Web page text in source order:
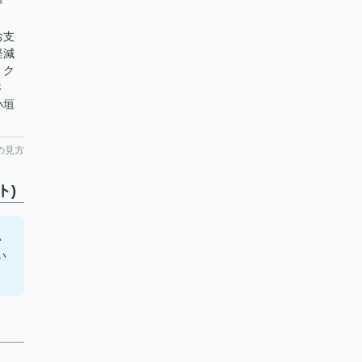
支
減
垣
見方
)